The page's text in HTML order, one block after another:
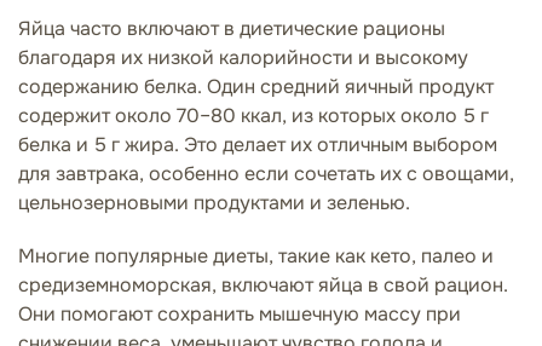
Яйца часто включают в диетические рационы
благодаря их низкой калорийности и высокому
содержанию белка. Один средний яичный продукт
содержит около 70–80 ккал, из которых около 5 г
белка и 5 г жира. Это делает их отличным выбором
для завтрака, особенно если сочетать их с овощами,
цельнозерновыми продуктами и зеленью.
Многие популярные диеты, такие как кето, палео и
средиземноморская, включают яйца в свой рацион.
Они помогают сохранить мышечную массу при